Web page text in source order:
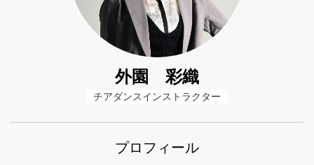
外園 彩織
チアダンスインストラクター
プロフィール